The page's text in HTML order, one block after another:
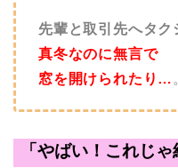
先輩と取引先へタク
真冬なのに無言で
窓を開けられたり…
「やばい！これじ